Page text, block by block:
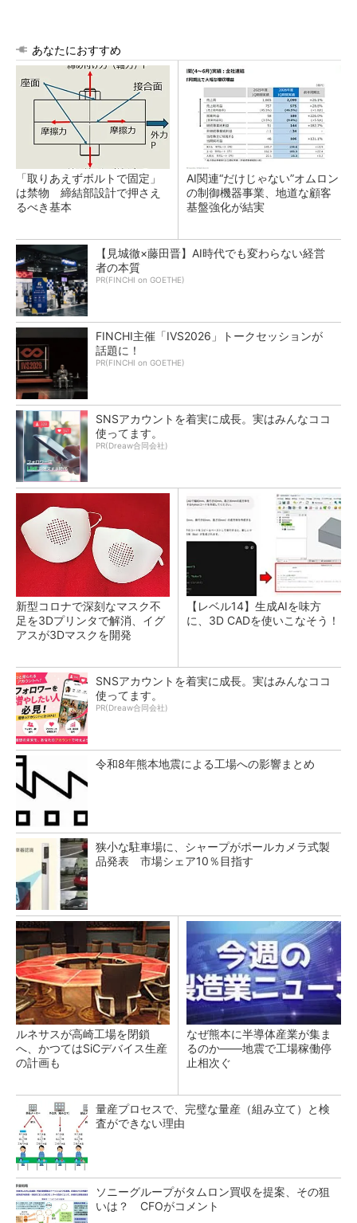
あなたにおすすめ
「取りあえずボルトで固定」
は禁物 締結部設計で押さえ
るべき基本
AI関連“だけじゃない”オムロン
の制御機器事業、地道な顧客
基盤強化が結実
【見城徹×藤田晋】AI時代でも変わらない経営
者の本質
PR(FINCHI on GOETHE)
FINCHI主催「IVS2026」トークセッションが
話題に！
PR(FINCHI on GOETHE)
SNSアカウントを着実に成長。実はみんなココ
使ってます。
PR(Dreaw合同会社)
新型コロナで深刻なマスク不
足を3Dプリンタで解消、イグ
アスが3Dマスクを開発
【レベル14】生成AIを味方
に、3D CADを使いこなそう！
SNSアカウントを着実に成長。実はみんなココ
使ってます。
PR(Dreaw合同会社)
令和8年熊本地震による工場への影響まとめ
狭小な駐車場に、シャープがポールカメラ式製
品発表 市場シェア10％目指す
ルネサスが高崎工場を閉鎖
へ、かつてはSiCデバイス生産
の計画も
なぜ熊本に半導体産業が集ま
るのか――地震で工場稼働停
止相次ぐ
量産プロセスで、完璧な量産（組み立て）と検
査ができない理由
ソニーグループがタムロン買収を提案、その狙
いは？ CFOがコメント